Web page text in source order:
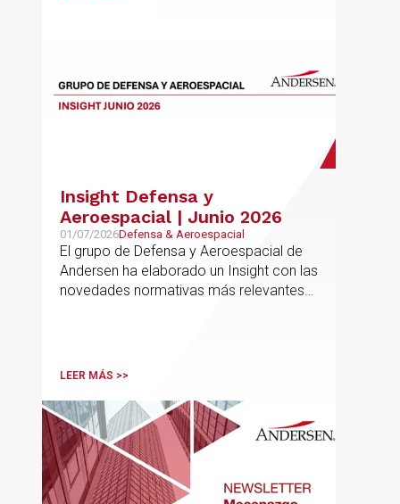
Insight Defensa y
Aeroespacial | Junio 2026
01/07/2026Defensa & Aeroespacial
El grupo de Defensa y Aeroespacial de
Andersen ha elaborado un Insight con las
novedades normativas más relevantes
LEER MÁS >>